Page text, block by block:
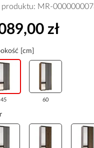
produktu: MR-
zł
[cm]
45 60